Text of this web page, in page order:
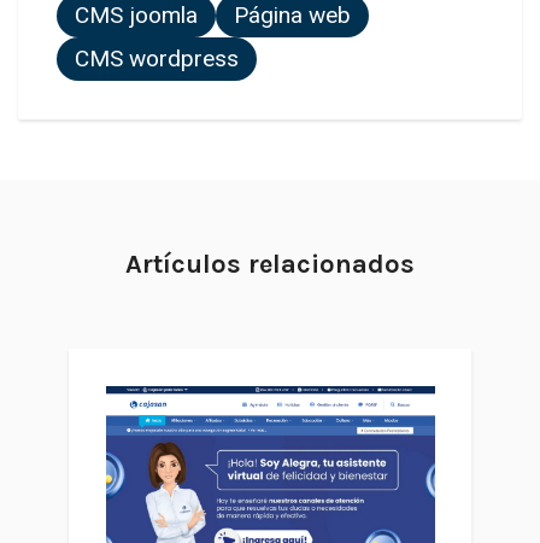
CMS joomla
Página web
CMS wordpress
Artículos relacionados